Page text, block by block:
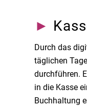
►
Durch das
täglichen
durchführen.
in die Kasse
Buchhaltung